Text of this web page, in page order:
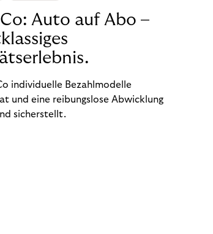
Auto auf Abo –
individuelle Bezahlmodelle
und eine reibungslose Abwicklung
sicherstellt.